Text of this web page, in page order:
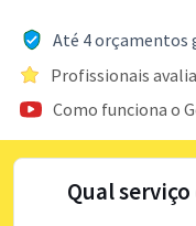
Até 4 orçamentos
Profissionais
Como funciona o
Qual